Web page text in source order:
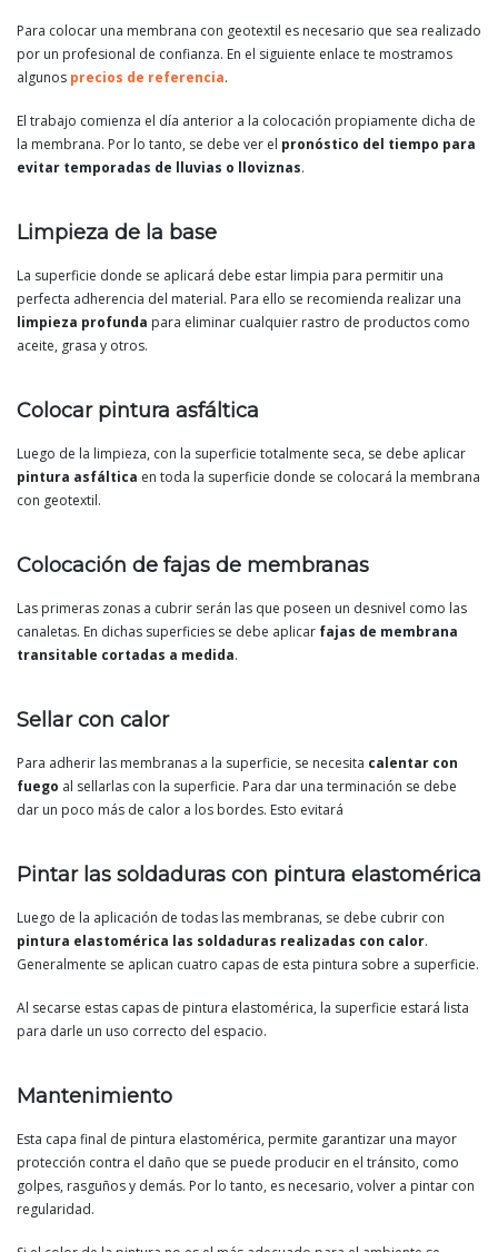
Para colocar una membrana con geotextil es necesario que sea realizado
por un profesional de confianza. En el siguiente enlace te mostramos
algunos precios de referencia.
El trabajo comienza el día anterior a la colocación propiamente dicha de
la membrana. Por lo tanto, se debe ver el pronóstico del tiempo para
evitar temporadas de lluvias o lloviznas.
Limpieza de la base
La superficie donde se aplicará debe estar limpia para permitir una
perfecta adherencia del material. Para ello se recomienda realizar una
limpieza profunda para eliminar cualquier rastro de productos como
aceite, grasa y otros.
Colocar pintura asfáltica
Luego de la limpieza, con la superficie totalmente seca, se debe aplicar
pintura asfáltica en toda la superficie donde se colocará la membrana
con geotextil.
Colocación de fajas de membranas
Las primeras zonas a cubrir serán las que poseen un desnivel como las
canaletas. En dichas superficies se debe aplicar fajas de membrana
transitable cortadas a medida.
Sellar con calor
Para adherir las membranas a la superficie, se necesita calentar con
fuego al sellarlas con la superficie. Para dar una terminación se debe
dar un poco más de calor a los bordes. Esto evitará
Pintar las soldaduras con pintura elastomérica
Luego de la aplicación de todas las membranas, se debe cubrir con
pintura elastomérica las soldaduras realizadas con calor.
Generalmente se aplican cuatro capas de esta pintura sobre a superficie.
Al secarse estas capas de pintura elastomérica, la superficie estará lista
para darle un uso correcto del espacio.
Mantenimiento
Esta capa final de pintura elastomérica, permite garantizar una mayor
protección contra el daño que se puede producir en el tránsito, como
golpes, rasguños y demás. Por lo tanto, es necesario, volver a pintar con
regularidad.